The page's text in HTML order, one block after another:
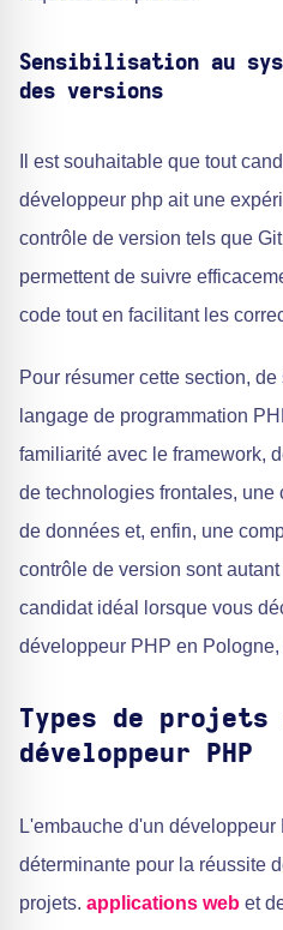
Sensibilisation au
des versions
Il est souhaitable que tout
développeur php ait une
contrôle de version tels que
permettent de suivre
code tout en facilitant les
Pour résumer cette section,
langage de programmation
familiarité avec le framework,
de technologies frontales, une
de données et, enfin, une
contrôle de version sont
candidat idéal lorsque vous
développeur PHP en
Types de projets
développeur PHP
L'embauche d'un
déterminante pour la réussite
projets. applications web et